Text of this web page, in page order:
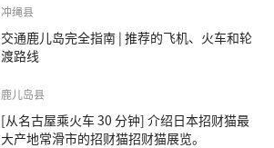
冲绳县
交通鹿儿岛完全指南 | 推荐的飞机、火车和轮
渡路线
鹿儿岛县
[从名古屋乘火车 30 分钟] 介绍日本招财猫最
大产地常滑市的招财猫招财猫展览。